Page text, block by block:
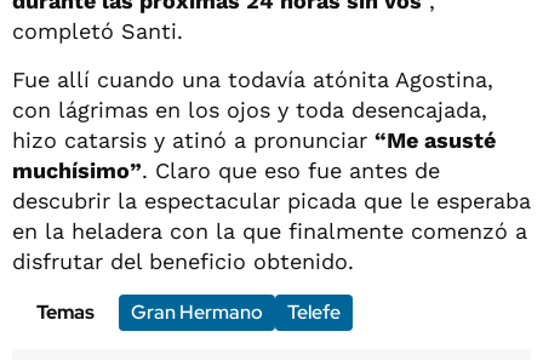
completó Santi.
Fue allí cuando una todavía atónita Agostina,
con lágrimas en los ojos y toda desencajada,
hizo catarsis y atinó a pronunciar “Me asusté
muchísimo”. Claro que eso fue antes de
descubrir la espectacular picada que le esperaba
en la heladera con la que finalmente comenzó a
disfrutar del beneficio obtenido.
Temas
Gran Hermano Telefe